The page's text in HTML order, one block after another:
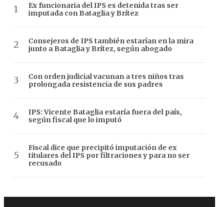
Ex funcionaria del IPS es detenida tras ser
imputada con Bataglia y Brítez
Consejeros de IPS también estarían en la mira
junto a Bataglia y Brítez, según abogado
Con orden judicial vacunan a tres niños tras
prolongada resistencia de sus padres
IPS: Vicente Bataglia estaría fuera del país,
según fiscal que lo imputó
Fiscal dice que precipitó imputación de ex
titulares del IPS por filtraciones y para no ser
recusado